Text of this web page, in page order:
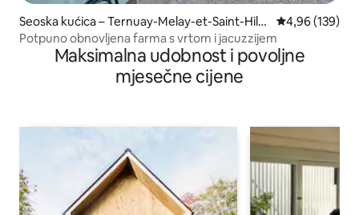
Seoska kućica – Ternuay-Melay-et-Saint-Hilai
re
Prosječna
4,96 (139)
Potpuno obnovljena farma s vrtom i jacuzzijem
Maksimalna udobnost i povoljne
mjesečne cijene